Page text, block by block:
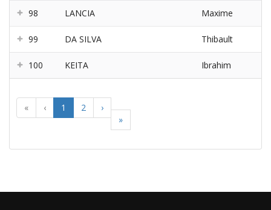
« ‹ 1 2
›
»
98 LANCIA Maxime
99 DA SILVA Thibault
100 KEITA Ibrahim